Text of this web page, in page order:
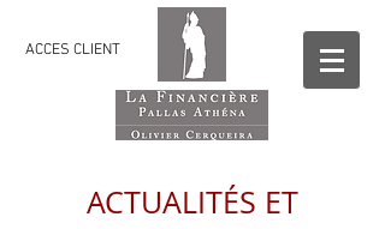
ACCES CLIENT
ACTUALITÉS ET